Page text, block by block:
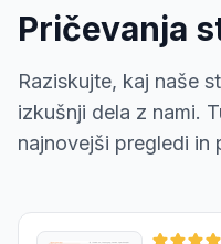
Pričevanja
Raziskujte, kaj naše
izkušnji dela z nami.
najnovejši pregledi in